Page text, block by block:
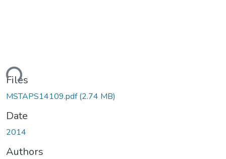
Files
MSTAPS14109.pdf(2.74 MB)
Date
2014
Authors